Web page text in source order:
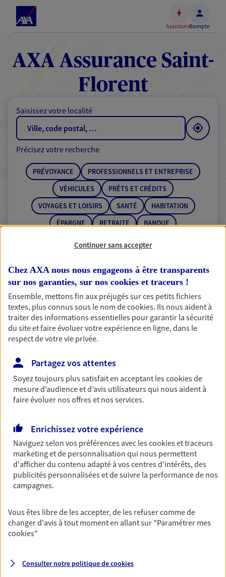
Accéder
contenu
principal
Accéder
au
de
AssistanceCompte
AXA Assurance Saint-
Florent
Saisissez votre localité
RECHERCHER
Précisez votre recherche
PRÉVOYANCE
PROFESSIONNELS ET ENTREPRISE
VÉHICULES
PRÊTS ET CRÉDITS
VOYAGES ET LOISIRS
SANTÉ
HABITATION
ÉPARGNE
RETRAITE BANQUE
1 résultat correspond à votre
recherche
Passer les
résultats
Bonifaci Bonifaci
France
Immeuble U Lodu Route De Bastia, 20217 St Florent
Agence accessible
Horaires : Fermé
Ouvre demain à 09:00
NOUS CONTACTER
VOIR NOTRE SITE WEB
Continuer sans accepter
Chez AXA nous nous engageons à être transparents
sur nos garanties, sur nos cookies et traceurs !
Ensemble, mettons fin aux préjugés sur ces petits fichiers
textes, plus connus sous le nom decookies. Ils nous aident à
traiter des informations essentielles pour garantir la sécurité
du site et faire évoluer votre expérience en ligne, dans le
respect de votre vie privée.
Partagez vos attentes
Soyez toujours plus satisfait en acceptant lescookiesde
mesure d’audience et d’avis utilisateurs qui nous aident à
faire évoluer nos offres et nos services.
Enrichissez votre expérience
Naviguez selon vos préférences avec lescookies et traceurs
marketing et de personnalisation qui nous permettent
d'afficher du contenu adapté à vos centres d'intérêts, des
publicités personnalisées et de suivre la performance de nos
campagnes.
Vous êtes libre de les accepter, de les refuser comme de
changer d'avis à tout moment en allant sur "Paramétrer mes
cookies"
Consulter notre politique decookies